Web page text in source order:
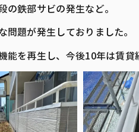
鉄部サビの発生など。
題が発生しておりました。
を再生し、今後10年は賃貸